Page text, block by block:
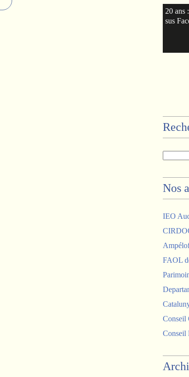
20 ans
sus
Nos
IEO
FAOL
Conseil
Conseil